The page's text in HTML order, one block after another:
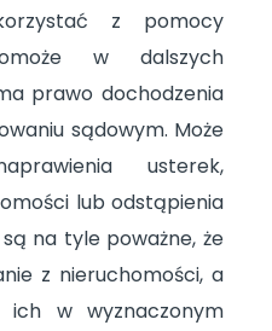
z pomocy
w dalszych
prawo dochodzenia
sądowym. Może
usterek,
lub odstąpienia
na tyle poważne, że
z nieruchomości, a
ich w wyznaczonym